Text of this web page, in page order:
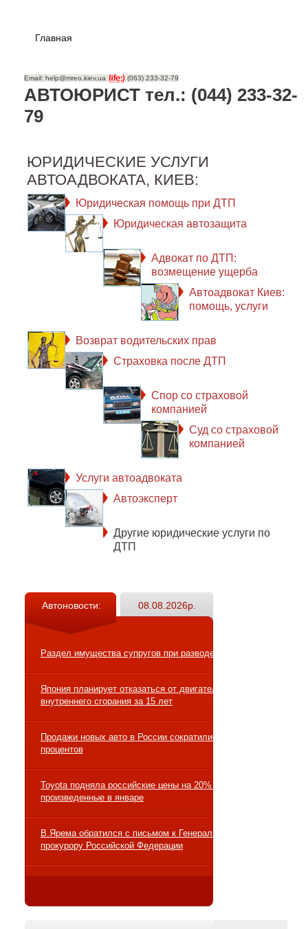
Главная
Email: help@mreo.kiev.ua (063) 233-32-79
АВТОЮРИСТ тел.: (044) 233-32-
79
ЮРИДИЧЕСКИЕ УСЛУГИ
АВТОАДВОКАТА, КИЕВ:
Юридическая помощь при ДТП
Юридическая автозащита
Адвокат по ДТП:
возмещение ущерба
Автоадвокат Киев:
помощь, услуги
Возврат водительских прав
Страховка после ДТП
Спор со страховой
компанией
Суд со страховой
компанией
Услуги автоадвоката
Автоэксперт
Другие юридические услуги по
ДТП
Автоновости: 08.08.2026р.
Раздел имущества супругов при разводе
Япония планирует отказаться от двигателей
внутреннего сгорания за 15 лет
Продажи новых авто в России сократились на 10
процентов
Toyota подняла российские цены на 20% на авто,
произведенные в январе
В.Ярема обратился с письмом к Генеральному
прокурору Российской Федерации